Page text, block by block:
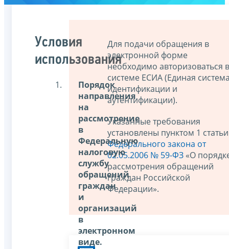
Условия
использования
Порядок
направления
на
рассмотрение
в
Федеральную
налоговую
службу
обращений
граждан
и
организаций
в
электронном
виде.
Для подачи обращения в
электронной форме
необходимо авторизоваться в
системе ЕСИА (Единая
идентификации и
аутентификации).
Указанные требования
установлены пунктом 1
Федерального закона от
02.05.2006 № 59-ФЗ «О
рассмотрения обращений
граждан Российской
Федерации».